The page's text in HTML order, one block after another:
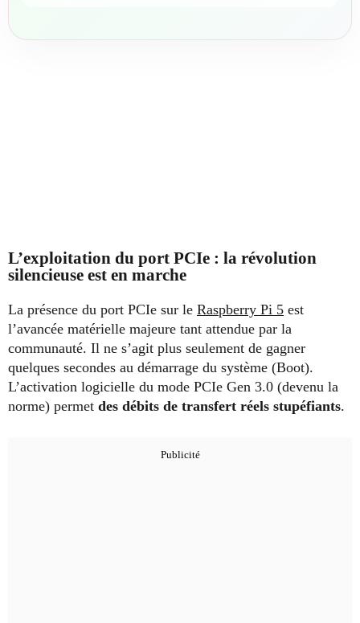
L’exploitation du port PCIe : la révolution
silencieuse est en marche
La présence du port PCIe sur le Raspberry Pi 5 est
l’avancée matérielle majeure tant attendue par la
communauté. Il ne s’agit plus seulement de gagner
quelques secondes au démarrage du système (Boot).
L’activation logicielle du mode PCIe Gen 3.0 (devenu la
norme) permet des débits de transfert réels stupéfiants.